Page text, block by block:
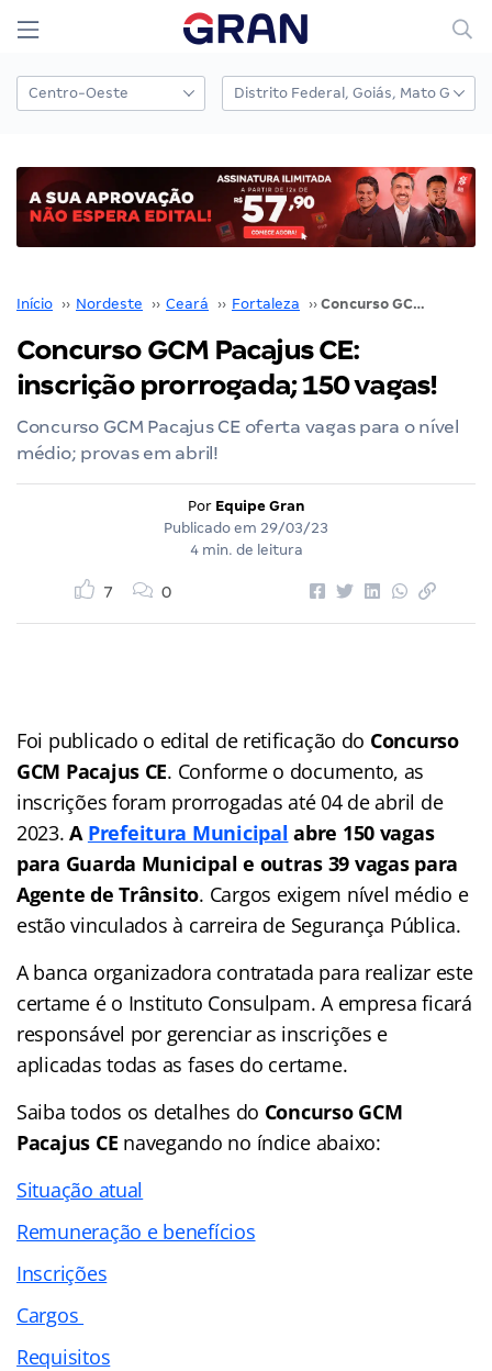
Início ›› Nordeste ›› Ceará ›› Fortaleza ›› Concurso GCM Pacajus CE: inscrição prorrogada; 150 vagas!
Concurso GCM Pacajus CE:
inscrição prorrogada; 150 vagas!
Concurso GCM Pacajus CE oferta vagas para o nível
médio; provas em abril!
Por Equipe Gran
Publicado em 29/03/23
4 min. de leitura
7 0
Foi publicado o edital de retificação do Concurso
GCM Pacajus CE. Conforme o documento, as
inscrições foram prorrogadas até 04 de abril de
2023.A Prefeitura Municipal abre 150 vagas
para Guarda Municipal e outras 39 vagas para
Agente de Trânsito. Cargos exigem nível médio e
estão vinculados à carreira de Segurança Pública.
A banca organizadora contratada para realizar este
certame é o Instituto Consulpam. A empresa ficará
responsável por gerenciar as inscrições e
aplicadas todas as fases do certame.
Saiba todos os detalhes do Concurso GCM
Pacajus CE navegando no índice abaixo:
Situação atual
Remuneração e benefícios
Inscrições
Cargos
Requisitos